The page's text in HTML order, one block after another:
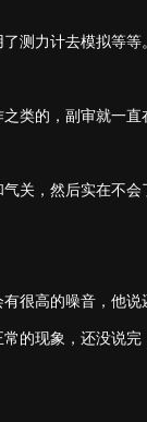
测力计去模拟等等
类的，副审就一直
关，然后实在不
很高的噪音，他
的现象，还没说完